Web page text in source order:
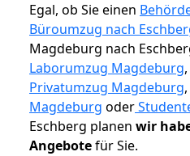
Egal, ob Sie einen
Büroumzug nach
Magdeburg nach
Laborumzug Magdeburg,
Privatumzug Magdeburg,
Magdeburg oder
Eschberg planen wir
Angebotefür Sie.